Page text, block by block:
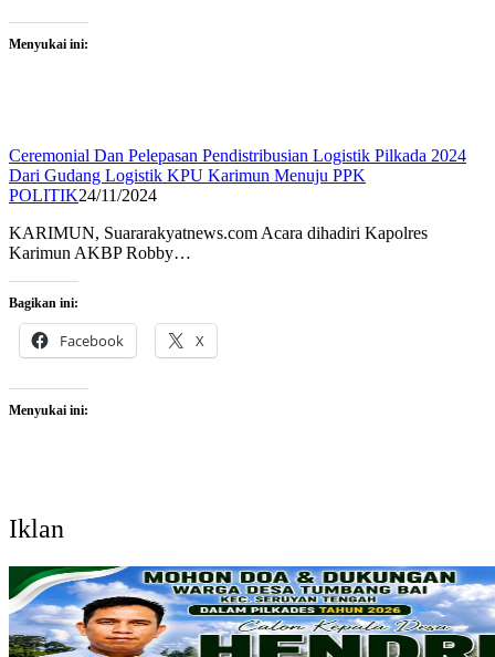
Menyukai ini:
Ceremonial Dan Pelepasan Pendistribusian Logistik Pilkada 2024
Dari Gudang Logistik KPU Karimun Menuju PPK
POLITIK24/11/2024
KARIMUN, Suararakyatnews.com Acara dihadiri Kapolres
Karimun AKBP Robby…
Bagikan ini:
Facebook X
Menyukai ini:
Iklan